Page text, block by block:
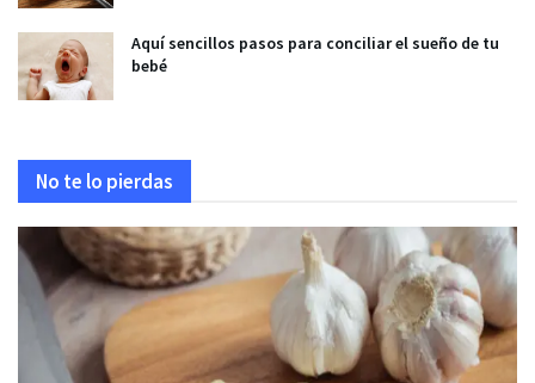
Aquí sencillos pasos para conciliar el sueño de tu
bebé
No te lo pierdas